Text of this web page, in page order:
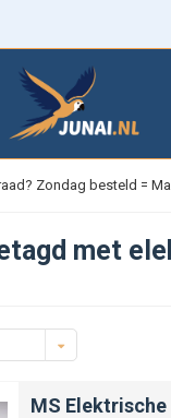
Zondag besteld =
met
MS